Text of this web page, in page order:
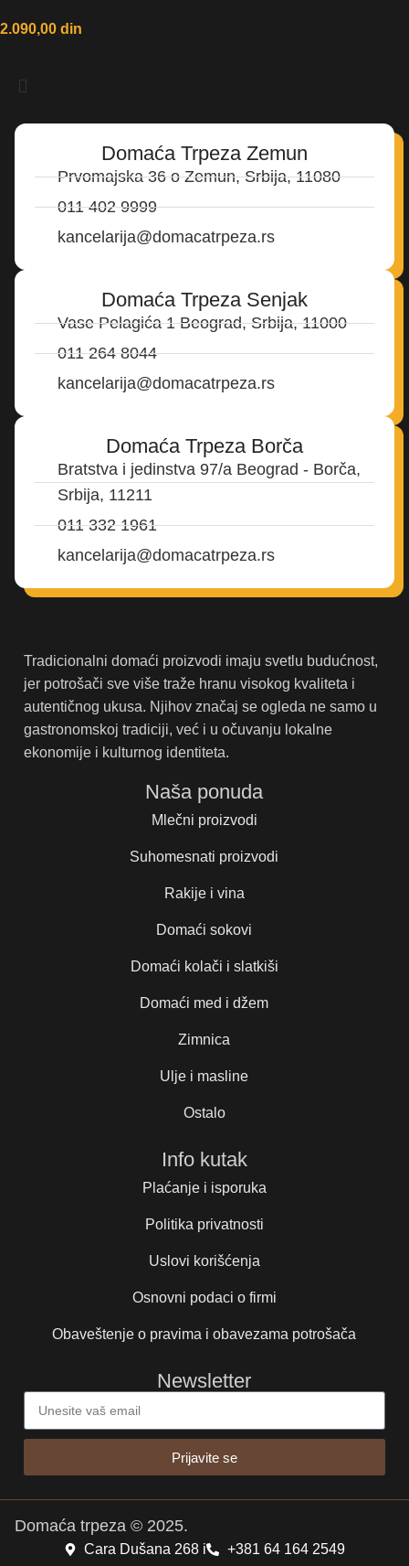
2.090,00 din
Domaća Trpeza Zemun
Prvomajska 36 o Zemun, Srbija, 11080
011 402 9999
kancelarija@domacatrpeza.rs
Domaća Trpeza Senjak
Vase Pelagića 1 Beograd, Srbija, 11000
011 264 8044
kancelarija@domacatrpeza.rs
Domaća Trpeza Borča
Bratstva i jedinstva 97/a Beograd - Borča,
Srbija, 11211
011 332 1961
kancelarija@domacatrpeza.rs
Tradicionalni domaći proizvodi imaju svetlu budućnost,
jer potrošači sve više traže hranu visokog kvaliteta i
autentičnog ukusa. Njihov značaj se ogleda ne samo u
gastronomskoj tradiciji, već i u očuvanju lokalne
ekonomije i kulturnog identiteta.
Naša ponuda
Mlečni proizvodi
Suhomesnati proizvodi
Rakije i vina
Domaći sokovi
Domaći kolači i slatkiši
Domaći med i džem
Zimnica
Ulje i masline
Ostalo
Info kutak
Plaćanje i isporuka
Politika privatnosti
Uslovi korišćenja
Osnovni podaci o firmi
Obaveštenje o pravima i obavezama potrošača
Newsletter
Prijavite se
Domaća trpeza © 2025.
Cara Dušana 268 i
+381 64 164 2549